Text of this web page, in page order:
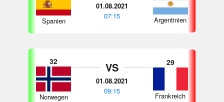
Spanien
01.08.2021
07:15
Argentinien
32
Norwegen
VS
01.08.2021
09:15
29
Frankreich